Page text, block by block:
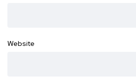
Website